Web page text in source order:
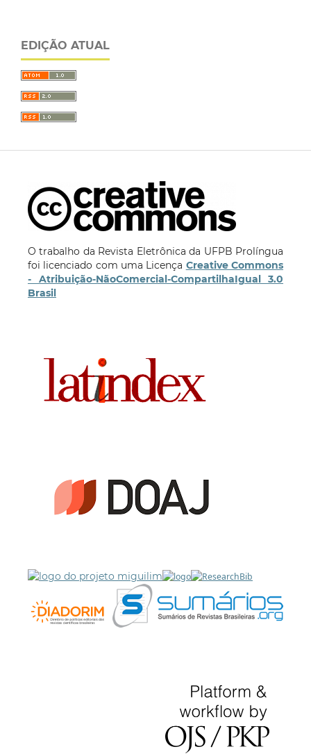
EDIÇÃO ATUAL
O trabalho da Revista Eletrônica da UFPB Prolíngua
foi licenciado com uma Licença Creative Commons
- Atribuição-NãoComercial-CompartilhaIgual 3.0
Brasil